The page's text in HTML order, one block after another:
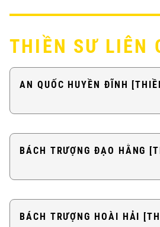
THIỀN SƯ LIÊN
AN QUỐC HUYỀN ĐĨNH
BÁCH TRƯỢNG ĐẠO HẰNG
BÁCH TRƯỢNG HOÀI HẢI